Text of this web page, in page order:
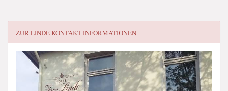
ZUR LINDEKONTAKT INFORMATIONEN